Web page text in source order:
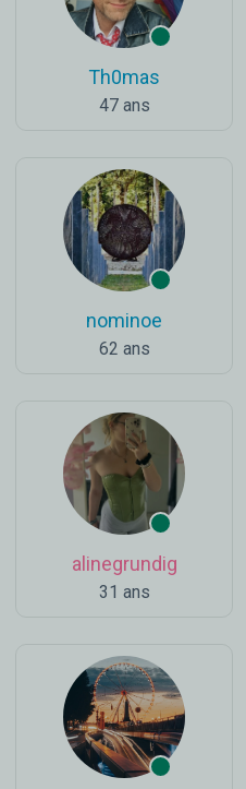
Th0mas
47 ans
nominoe
62 ans
alinegrundig
31 ans